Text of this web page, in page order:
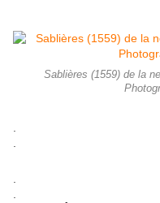
Sablières (1559) de la
.
.
.
.